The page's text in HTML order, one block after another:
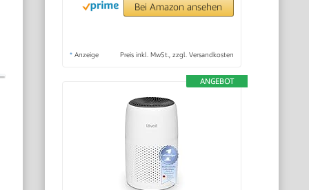
Bei Amazon ansehen
* Anzeige Preis inkl. MwSt., zzgl. Versandkosten
ANGEBOT